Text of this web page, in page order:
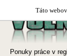
Táto
Ponuky práce v